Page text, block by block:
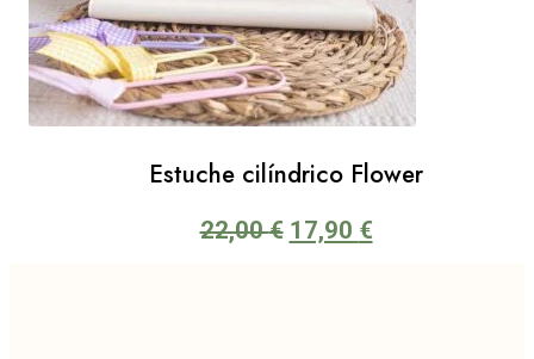
Estuche cilíndrico Flower
22,00€ El
17,90 €El